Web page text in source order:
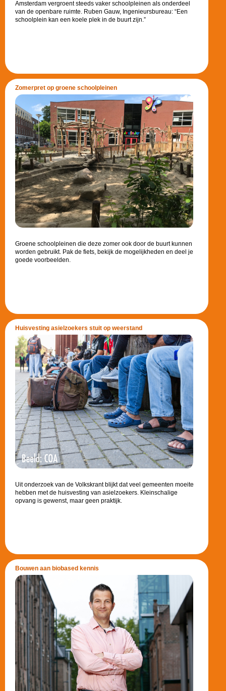
Amsterdam vergroent steeds vaker schoolpleinen als onderdeel
van de openbare ruimte. Ruben Gauw, Ingenieursbureau: “Een
schoolplein kan een koele plek in de buurt zijn.”
Zomerpret op groene schoolpleinen
Groene schoolpleinen die deze zomer ook door de buurt kunnen
worden gebruikt. Pak de fiets, bekijk de mogelijkheden en deel je
goede voorbeelden.
Huisvesting asielzoekers stuit op weerstand
Uit onderzoek van de Volkskrant blijkt dat veel gemeenten moeite
hebben met de huisvesting van asielzoekers. Kleinschalige
opvang is gewenst, maar geen praktijk.
Bouwen aan biobased kennis